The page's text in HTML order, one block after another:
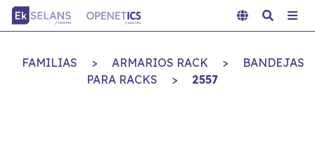
FAMILIAS > ARMARIOS RACK >
BANDEJAS
PARA RACKS
> 2557